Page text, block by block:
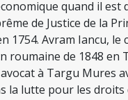
quand il est
de Justice de la
1754. Avram Iancu, le
roumaine de 1848 en
à Targu Mures
la lutte pour les droits